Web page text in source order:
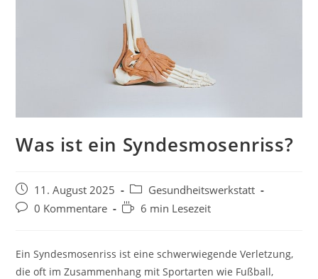
Was ist ein Syndesmosenriss?
11. August 2025
Gesundheitswerkstatt
0 Kommentare
6 min Lesezeit
Ein Syndesmosenriss ist eine schwerwiegende Verletzung,
die oft im Zusammenhang mit Sportarten wie Fußball,